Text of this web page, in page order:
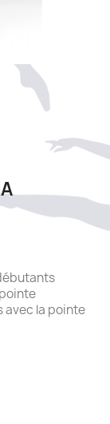
avec la pointe